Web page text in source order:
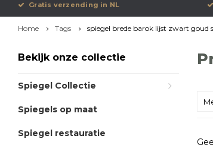
Gratis verzending in NL
Home Tags spiegel brede barok lijst zwart goud
Bekijk onze collectie
Spiegel Collectie
Spiegels op maat
Spiegel restauratie